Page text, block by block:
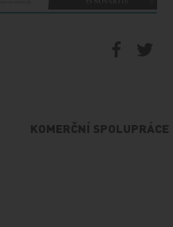
KOMERČNÍ SPOLUPRÁCE